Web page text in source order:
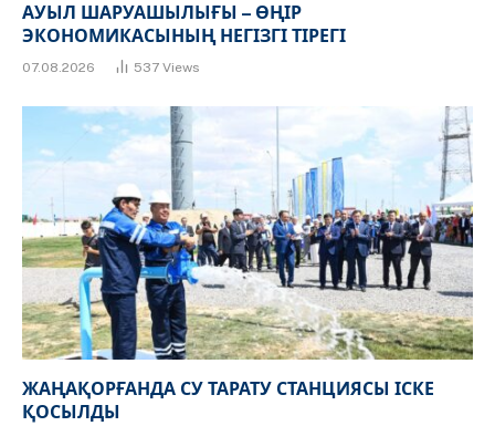
АУЫЛ ШАРУАШЫЛЫҒЫ – ӨҢІР
ЭКОНОМИКАСЫНЫҢ НЕГІЗГІ ТІРЕГІ
07.08.2026 537 Views
ЖАҢАҚОРҒАНДА СУ ТАРАТУ СТАНЦИЯСЫ ІСКЕ
ҚОСЫЛДЫ